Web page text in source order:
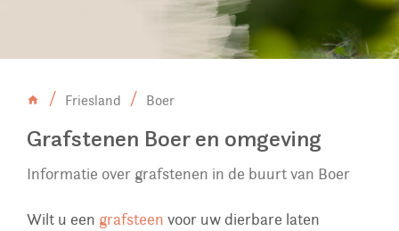
Friesland Boer
Grafstenen Boer en omgeving
Informatie over grafstenen in de buurt van Boer
Wilt u een grafsteen voor uw dierbare laten